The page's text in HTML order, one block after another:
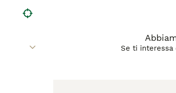
collaborativo, ma anche energico e
Se ti